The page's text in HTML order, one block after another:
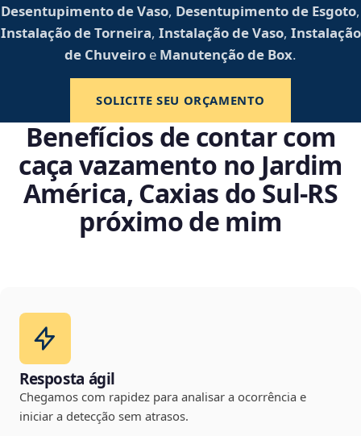
Desentupimento de Vaso, Desentupimento de Esgoto,
Instalação de Torneira, Instalação de Vaso, Instalação
de Chuveiro e Manutenção de Box.
SOLICITE SEU ORÇAMENTO
Benefícios de contar com
caça vazamento no Jardim
América, Caxias do Sul‑RS
próximo de mim
Resposta ágil
Chegamos com rapidez para analisar a ocorrência e
iniciar a detecção sem atrasos.